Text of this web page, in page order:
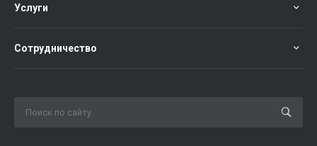
Услуги
Сотрудничество